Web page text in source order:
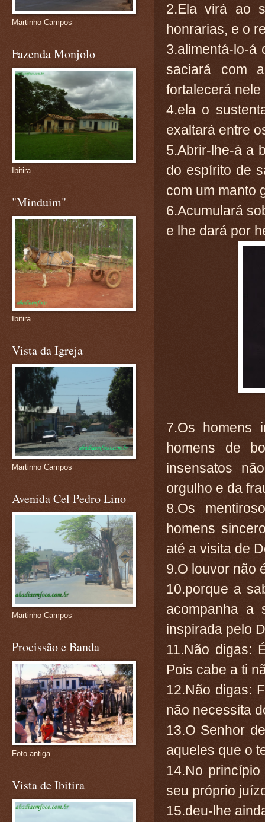
2.Ela virá ao
honrarias, e o
3.alimentá-lo-á
saciará com
fortalecerá
4.ela o
exaltará entre
5.Abrir-lhe-á a
do espírito de
com um manto
6.Acumulará
e lhe dará por
7.Os homens
homens de
insensatos
orgulho e da
8.Os
homens
até a visita de
9.O louvor não
10.porque a
acompanha a
inspirada pelo
11.Não digas:
Pois cabe a ti
12.Não digas:
não necessita
13.O Senhor
aqueles que o
14.No
seu próprio
15.deu-lhe
Martinho Campos
Fazenda Monjolo
Ibitira
"Minduim"
Ibitira
Vista da Igreja
Martinho Campos
Avenida Cel Pedro Lino
Martinho Campos
Procissão e Banda
Foto antiga
Vista de Ibitira